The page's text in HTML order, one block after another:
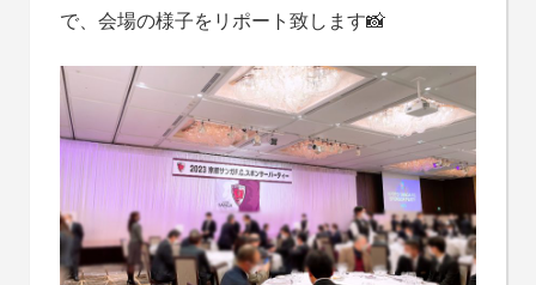
で、会場の様子をリポート致します📸